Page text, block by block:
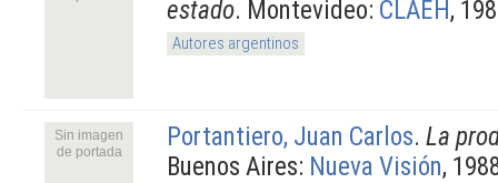
estado. Montevideo: CLAEH,
Autores argentinos
Sin imagen
de portada
Portantiero, Juan Carlos. La
Buenos Aires: Nueva Visión,